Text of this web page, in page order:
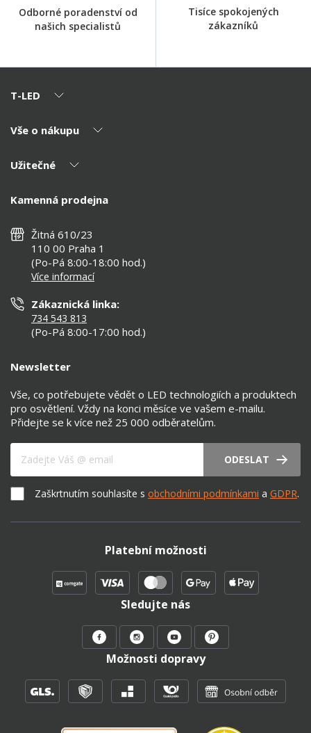
Odborné poradenství od
našich specialistů
Tisíce spokojených
zákazníků
T-LED
O nás
Kontakty
Tipy, rady a instalace
Vše o nákupu
Výhody T-LED
Montáž
Nejčastější dotazy
Než koupíte
Osvětlení dle místnosti
Užitečné
Reklamace a vrácení
Zásady ochrany soukromí
Nastavení cookies
Prohlášení o přístupnosti
Kamenná prodejna
Žitná 610/23
110 00 Praha 1
(Po-Pá 8:00-18:00 hod.)
Více informací
Zákaznická linka:
734 543 813
(Po-Pá 8:00-17:00 hod.)
Newsletter
Vše, co potřebujete vědět o LED technologiích a produktech
pro osvětlení. Vždy na konci měsíce ve vašem e-mailu.
Přidejte se k více než 25 000 odběratelům.
Váš e-mail
ODESLAT
Zaškrtnutím souhlasíte s obchodními podmínkami a GDPR.
Platební možnosti
Sledujte nás
Možnosti dopravy